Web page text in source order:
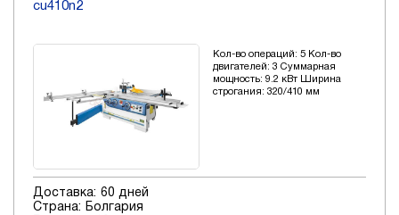
cu410n2
Кол-во операций: 5 Кол-во
двигателей: 3 Суммарная
мощность: 9.2 кВт Ширина
строгания: 320/410 мм
Доставка: 60 дней
Страна:
Болгария